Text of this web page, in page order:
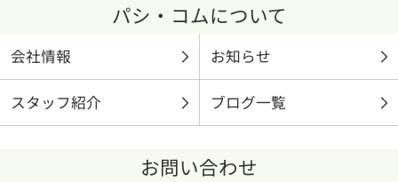
パシ・コムについて
会社情報 お知らせ
スタッフ紹介 ブログ一覧
お問い合わせ